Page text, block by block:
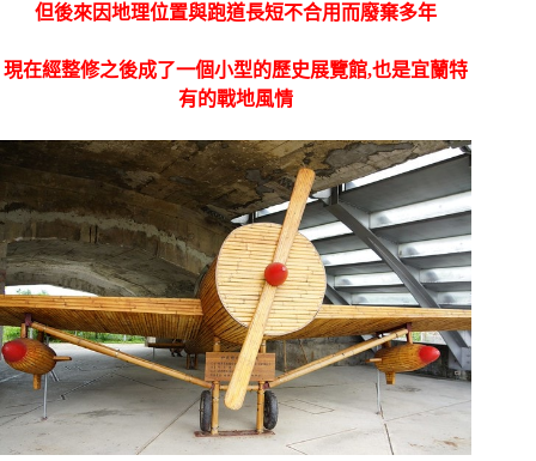
但後來因地理位置與跑道長短不合用而廢棄多年
現在經整修之後成了一個小型的歷史展覽館,也是宜蘭特
有的戰地風情